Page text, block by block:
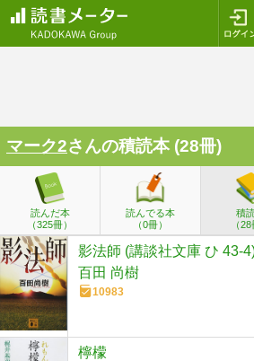
マーク2さんの積読本 (28冊)
読んだ本
（325冊）
読んでる本
（0冊）
積
（28
影法師 (講談社文庫 ひ 43-
百田 尚樹
10983
檸檬